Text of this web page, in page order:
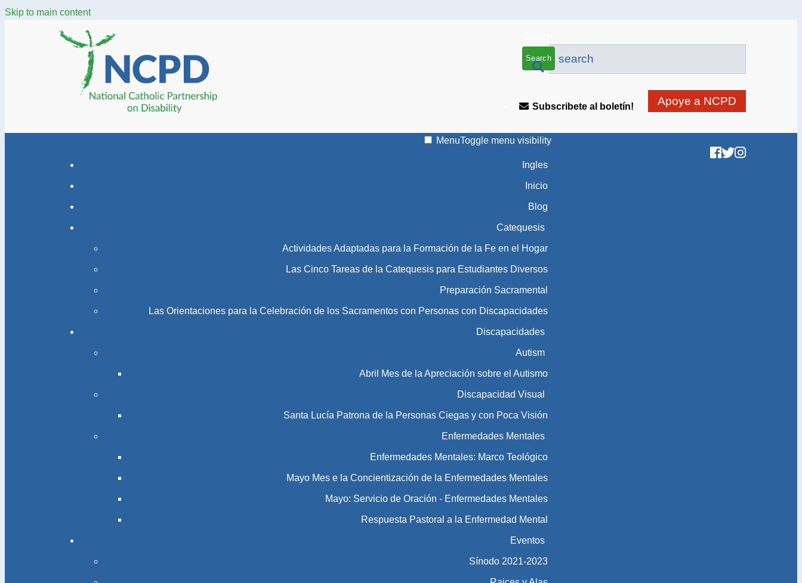
Skip to main content
Apoye a NCPD
Subscribete al boletín!
MenuToggle menu visibility
Ingles
Inicio
Blog
Catequesis
Actividades Adaptadas para la Formación de la Fe en el Hogar
Las Cinco Tareas de la Catequesis para Estudiantes Diversos
Preparación Sacramental
Las Orientaciones para la Celebración de los Sacramentos con Personas con Discapacidades
Discapacidades
Autism
Abril Mes de la Apreciación sobre el Autismo
Discapacidad Visual
Santa Lucía Patrona de la Personas Ciegas y con Poca Visión
Enfermedades Mentales
Enfermedades Mentales: Marco Teológico
Mayo Mes e la Concientización de la Enfermedades Mentales
Mayo: Servicio de Oración - Enfermedades Mentales
Respuesta Pastoral a la Enfermedad Mental
Eventos
Sínodo 2021-2023​​​​​​​